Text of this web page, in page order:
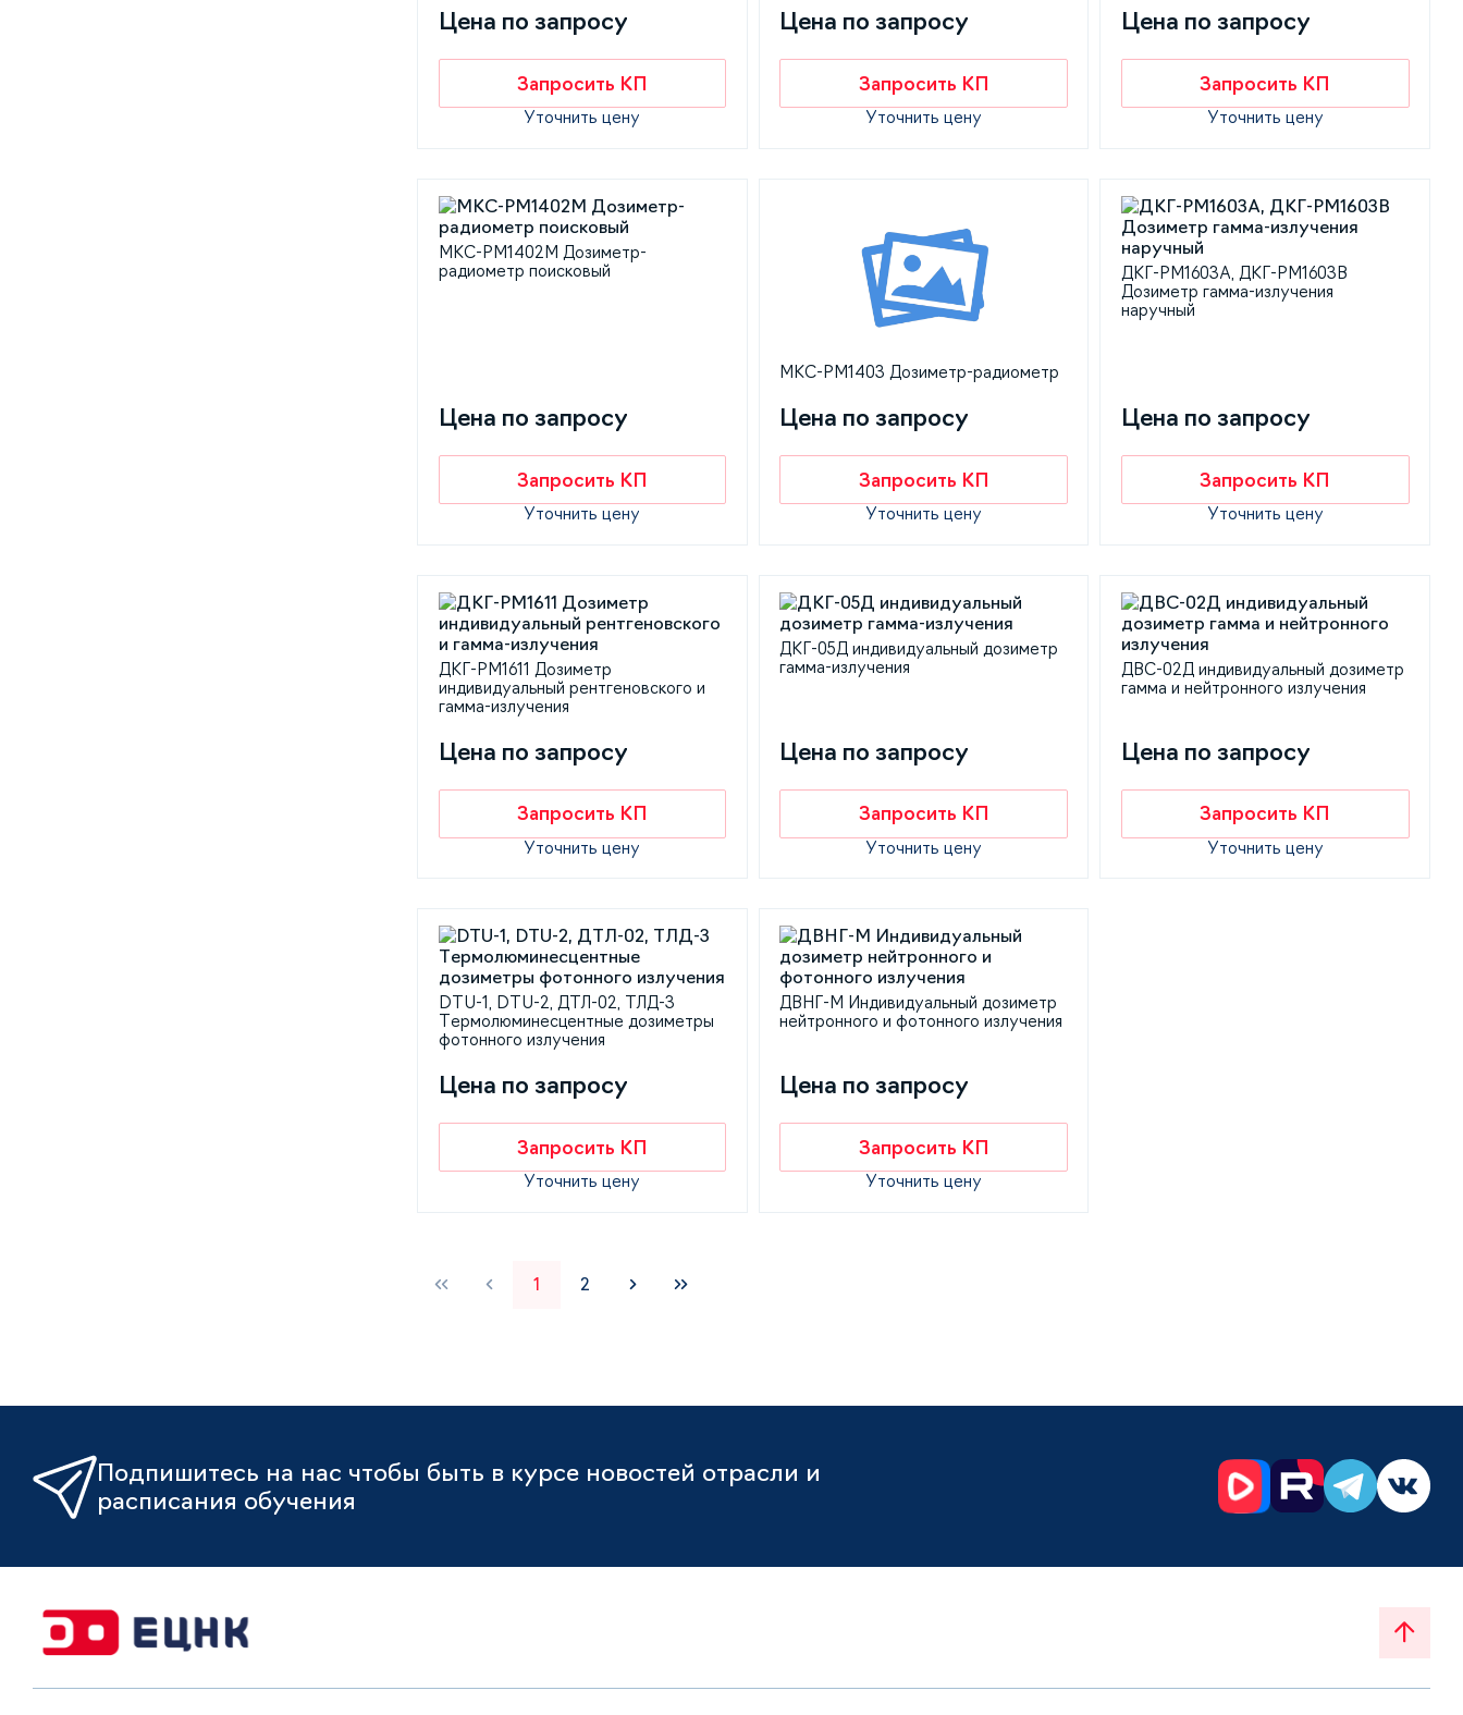
Цена по запросу
Запросить КП
Уточнить цену
Цена по запросу
Запросить КП
Уточнить цену
Цена по запросу
Запросить КП
Уточнить цену
МКС-РМ1402М Дозиметр-
радиометр поисковый
Цена по запросу
Запросить КП
Уточнить цену
МКС-РМ1403 Дозиметр-радиометр
Цена по запросу
Запросить КП
Уточнить цену
ДКГ-РМ1603А, ДКГ-РМ1603B
Дозиметр гамма-излучения
наручный
Цена по запросу
Запросить КП
Уточнить цену
ДКГ-PM1611 Дозиметр
индивидуальный рентгеновского и
гамма-излучения
Цена по запросу
Запросить КП
Уточнить цену
ДКГ-05Д индивидуальный дозиметр
гамма-излучения
Цена по запросу
Запросить КП
Уточнить цену
ДВС-02Д индивидуальный дозиметр
гамма и нейтронного излучения
Цена по запросу
Запросить КП
Уточнить цену
DTU-1, DTU-2, ДТЛ-02, ТЛД-3
Термолюминесцентные дозиметры
фотонного излучения
Цена по запросу
Запросить КП
Уточнить цену
ДВНГ-М Индивидуальный дозиметр
нейтронного и фотонного излучения
Цена по запросу
Запросить КП
Уточнить цену
1 2
Подпишитесь на нас чтобы быть в курсе новостей отрасли и
расписания обучения